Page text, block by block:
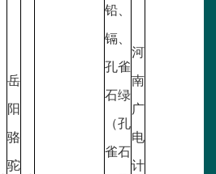
岳
阳
骆
驼
铅、
镉、
孔雀
石绿
（孔
雀石
河
南
广
电
计